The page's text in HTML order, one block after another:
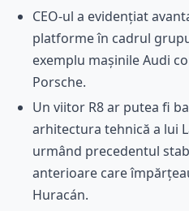
CEO-ul a evidențiat
platforme în cadrul
exemplu mașinile Audi
Porsche.
Un viitor R8 ar putea fi
arhitectura tehnică a lui
urmând precedentul
anterioare care
Huracán.